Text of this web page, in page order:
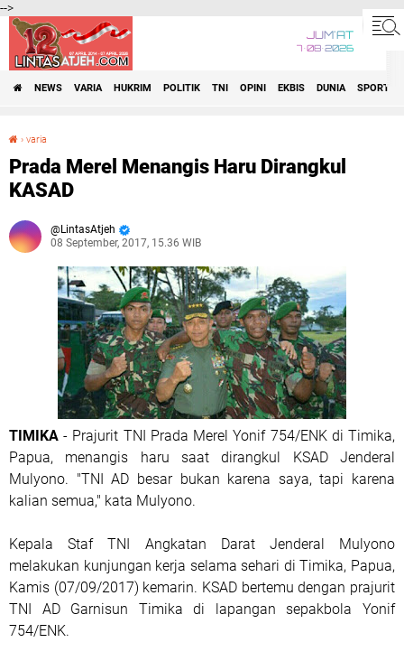
-->
JUM'AT
7•08•2026
NEWS VARIA HUKRIM POLITIK TNI OPINI EKBIS DUNIA SPORT
› varia
Prada Merel Menangis Haru Dirangkul
KASAD
LintasAtjeh
08 September, 2017, 15.36 WIB
TIMIKA - Prajurit TNI Prada Merel Yonif 754/ENK di Timika,
Papua, menangis haru saat dirangkul KSAD Jenderal
Mulyono. "TNI AD besar bukan karena saya, tapi karena
kalian semua," kata Mulyono.
Kepala Staf TNI Angkatan Darat Jenderal Mulyono
melakukan kunjungan kerja selama sehari di Timika, Papua,
Kamis (07/09/2017) kemarin. KSAD bertemu dengan prajurit
TNI AD Garnisun Timika di lapangan sepakbola Yonif
754/ENK.